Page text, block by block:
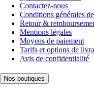
Contactez-nous
Conditions générales
Retour &
Mentions légales
Moyens de paiement
Tarifs et options de
Avis de confidentialité
Nos boutiques